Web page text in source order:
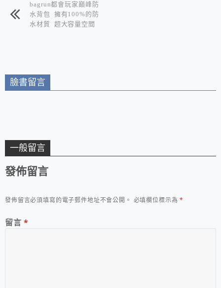
bagrun都會玩家巔峰防
水背包 擁有100%的防
水材質 超大容量空間
臉書留言
一般留言
發佈留言
發佈留言必須填寫的電子郵件地址不會公開。 必填欄位標示為*
留言 *